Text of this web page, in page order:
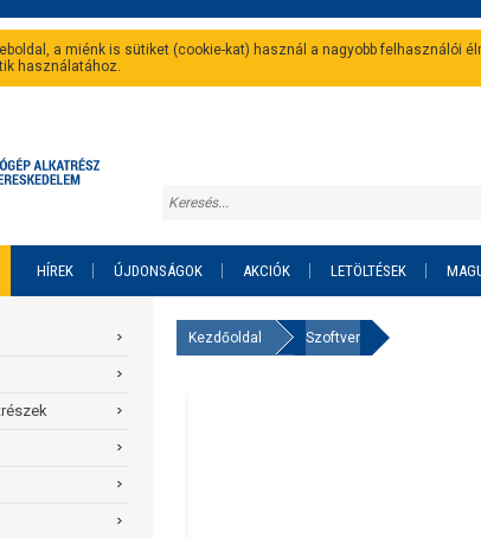
a miénk is sütiket (cookie-kat) használ a nagyobb felhasználói
használatához.
HÍREK ÚJDONSÁGOK AKCIÓK LETÖLTÉSEK
Kezdőoldal Szoftver